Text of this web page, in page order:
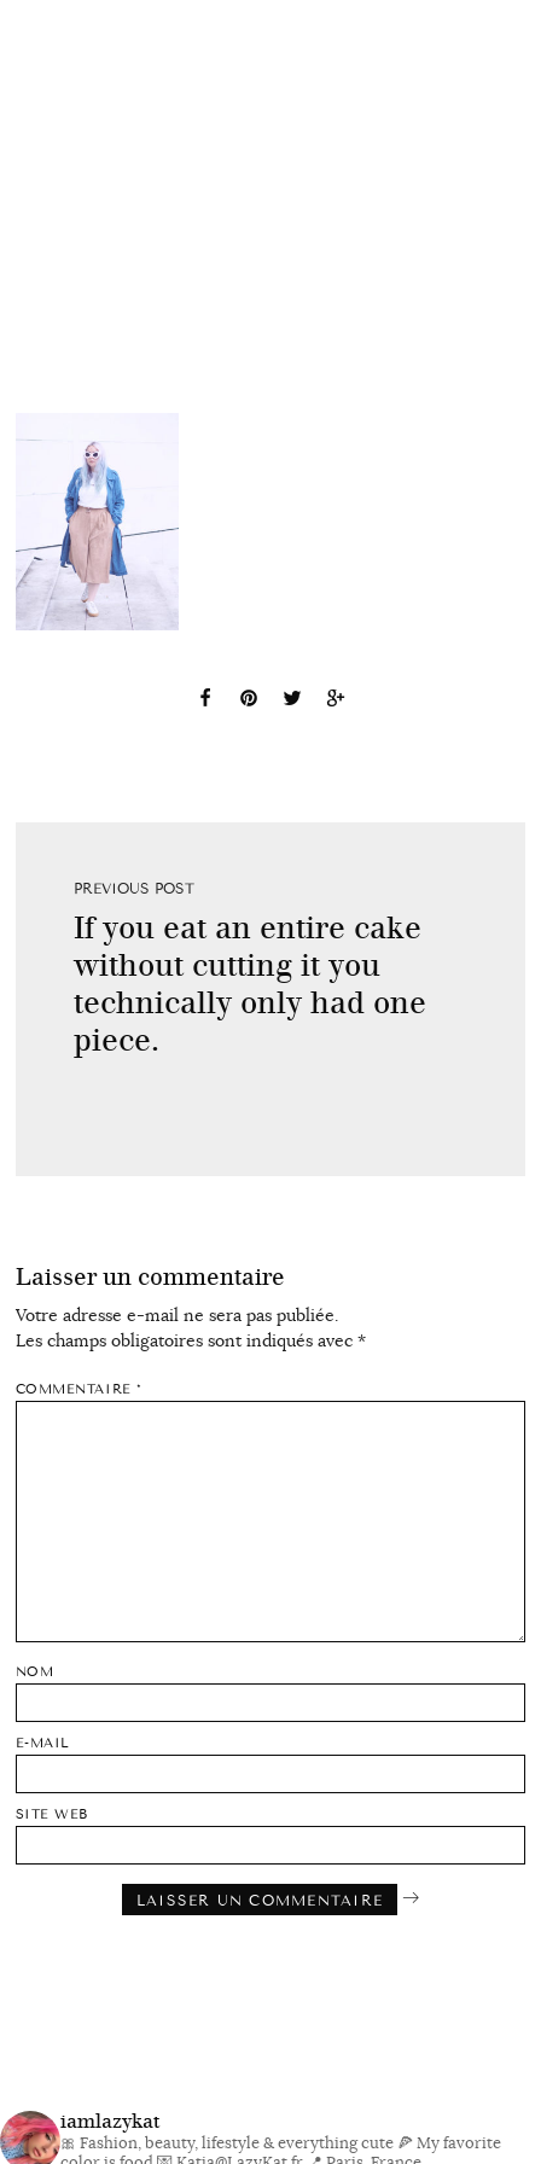
PREVIOUS POST
If you eat an entire cake
without cutting it you
technically only had one
piece.
Laisser un commentaire
Votre adresse e-mail ne sera pas publiée.
Les champs obligatoires sont indiqués avec *
COMMENTAIRE*
NOM
E-MAIL
SITE WEB
iamlazykat
🎀 Fashion, beauty, lifestyle & everything cute 🍕 My favorite